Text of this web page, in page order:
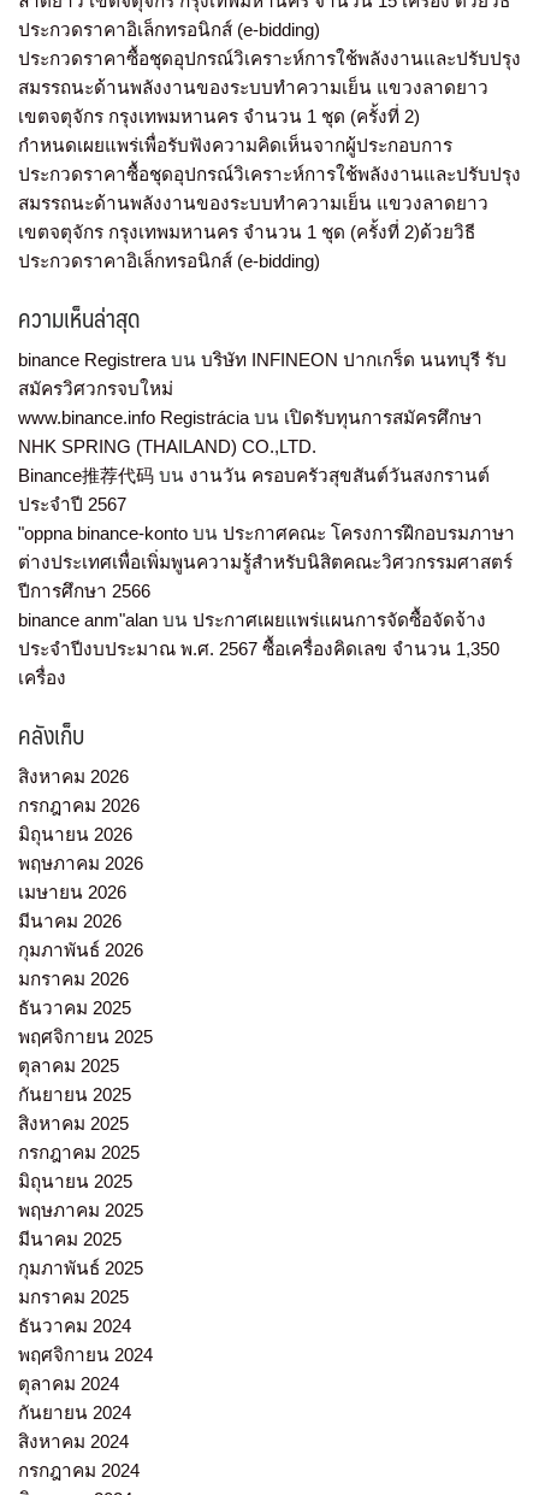
ประกวดราคาอิเล็กทรอนิกส์ (e-bidding)
ประกวดราคาซื้อชุดอุปกรณ์วิเคราะห์การใช้พลังงานและปรับปรุง
สมรรถนะด้านพลังงานของระบบทำความเย็น แขวงลาดยาว
เขตจตุจักร กรุงเทพมหานคร จำนวน 1 ชุด (ครั้งที่ 2)
กำหนดเผยแพร่เพื่อรับฟังความคิดเห็นจากผู้ประกอบการ
ประกวดราคาซื้อชุดอุปกรณ์วิเคราะห์การใช้พลังงานและปรับปรุง
สมรรถนะด้านพลังงานของระบบทำความเย็น แขวงลาดยาว
เขตจตุจักร กรุงเทพมหานคร จำนวน 1 ชุด (ครั้งที่ 2)ด้วยวิธี
ประกวดราคาอิเล็กทรอนิกส์ (e-bidding)
ความเห็นล่าสุด
binance Registrera บน บริษัท INFINEON ปากเกร็ด นนทบุรี รับ
สมัครวิศวกรจบใหม่
www.binance.info Registrácia บน เปิดรับทุนการสมัครศึกษา
NHK SPRING (THAILAND) CO.,LTD.
Binance推荐代码 บน งานวัน ครอบครัวสุขสันต์วันสงกรานต์
ประจำปี 2567
"oppna binance-konto บน ประกาศคณะ โครงการฝึกอบรมภาษา
ต่างประเทศเพื่อเพิ่มพูนความรู้สำหรับนิสิตคณะวิศวกรรมศาสตร์
ปีการศึกษา 2566
binance anm"alan บน ประกาศเผยแพร่แผนการจัดซื้อจัดจ้าง
ประจำปีงบประมาณ พ.ศ. 2567 ซื้อเครื่องคิดเลข จำนวน 1,350
เครื่อง
คลังเก็บ
สิงหาคม 2026
กรกฎาคม 2026
มิถุนายน 2026
พฤษภาคม 2026
เมษายน 2026
มีนาคม 2026
กุมภาพันธ์ 2026
มกราคม 2026
ธันวาคม 2025
พฤศจิกายน 2025
ตุลาคม 2025
กันยายน 2025
สิงหาคม 2025
กรกฎาคม 2025
มิถุนายน 2025
พฤษภาคม 2025
มีนาคม 2025
กุมภาพันธ์ 2025
มกราคม 2025
ธันวาคม 2024
พฤศจิกายน 2024
ตุลาคม 2024
กันยายน 2024
สิงหาคม 2024
กรกฎาคม 2024